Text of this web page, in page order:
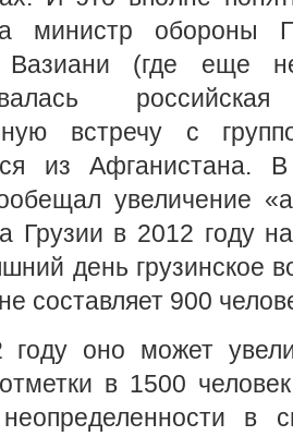
министр обороны
(где еще
встречу с
из Афганистана.
увеличение
Грузии в 2012 году
день грузинское
составляет 900
оно может
отметки в 1500
в